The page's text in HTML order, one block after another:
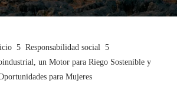
Responsabilidad social
un Motor para Riego Sostenible y
para Mujeres